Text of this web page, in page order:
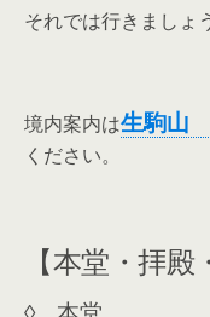
それでは行きましょ
境内案内は生駒山
ください。
【本堂・拝殿
◊ 本堂